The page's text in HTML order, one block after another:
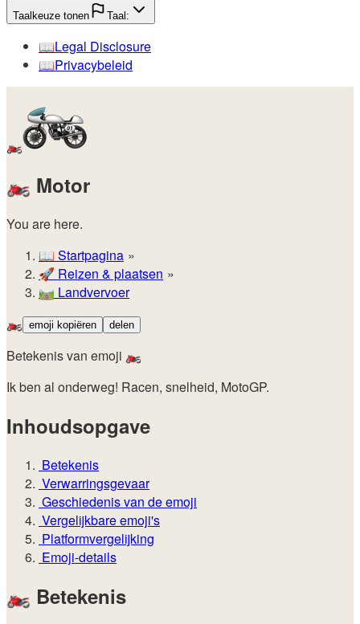
Taalkeuze tonen Taal:
📖️Legal Disclosure
📖️Privacybeleid
🏍️
🏍️ Motor
You are here.
📖 Startpagina
🚀️ Reizen & plaatsen
🛤️ Landvervoer
🏍️ emoji kopiëren delen
Betekenis van emoji 🏍️
Ik ben al onderweg! Racen, snelheid, MotoGP.
Inhoudsopgave
Betekenis
Verwarringsgevaar
Geschiedenis van de emoji
Vergelijkbare emoji's
Platformvergelijking
Emoji-details
🏍️ Betekenis